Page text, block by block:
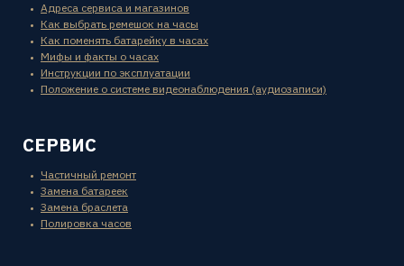
Адреса сервиса и магазинов
Как выбрать ремешок на часы
Как поменять батарейку в часах
Мифы и факты о часах
Инструкции по эксплуатации
Положение о системе видеонаблюдения (аудиозаписи)
СЕРВИС
Частичный ремонт
Замена батареек
Замена браслета
Полировка часов